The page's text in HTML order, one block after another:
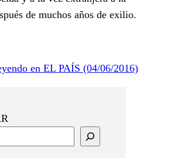
de muchos años de exilio.
en EL PAÍS (04/06/2016)